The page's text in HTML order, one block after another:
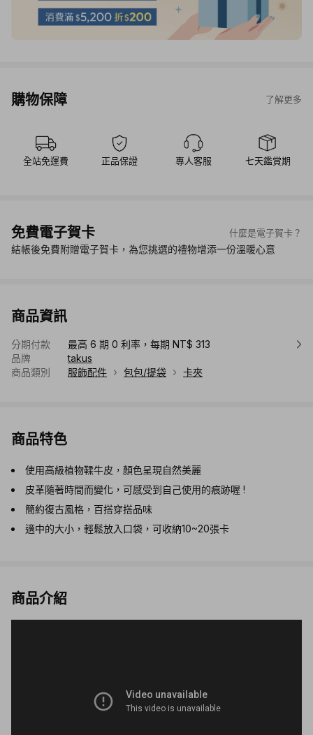
購物保障 了解更多
全站免運費 正品保證 專人客服 七天鑑賞期
免費電子賀卡 什麼是電子賀卡？
結帳後免費附贈電子賀卡，為您挑選的禮物增添一份溫暖心意
商品資訊
分期付款
最高 6 期 0 利率，每期 NT$ 313
品牌
takus
商品類別
服飾配件 包包/提袋 卡夾
商品特色
使用高級植物鞣牛皮，顏色呈現自然美麗
皮革隨著時間而變化，可感受到自己使用的痕跡喔 !
簡約復古風格，百搭穿搭品味
適中的大小，輕鬆放入口袋，可收納10~20張卡
商品介紹